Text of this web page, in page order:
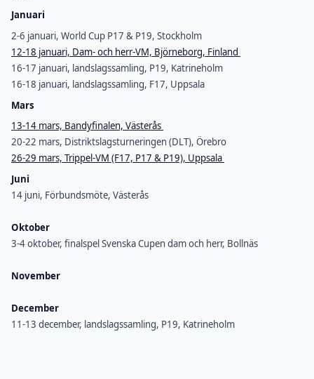
Januari
2-6 januari, World Cup P17 & P19, Stockholm
12-18 januari, Dam- och herr-VM, Björneborg, Finland
16-17 januari, landslagssamling, P19, Katrineholm
16-18 januari, landslagssamling, F17, Uppsala
Mars
13-14 mars, Bandyfinalen, Västerås
20-22 mars, Distriktslagsturneringen (DLT), Örebro
26-29 mars, Trippel-VM (F17, P17 & P19), Uppsala
Juni
14 juni, Förbundsmöte, Västerås
Oktober
3-4 oktober, finalspel Svenska Cupen dam och herr, Bollnäs
November
December
11-13 december, landslagssamling, P19, Katrineholm